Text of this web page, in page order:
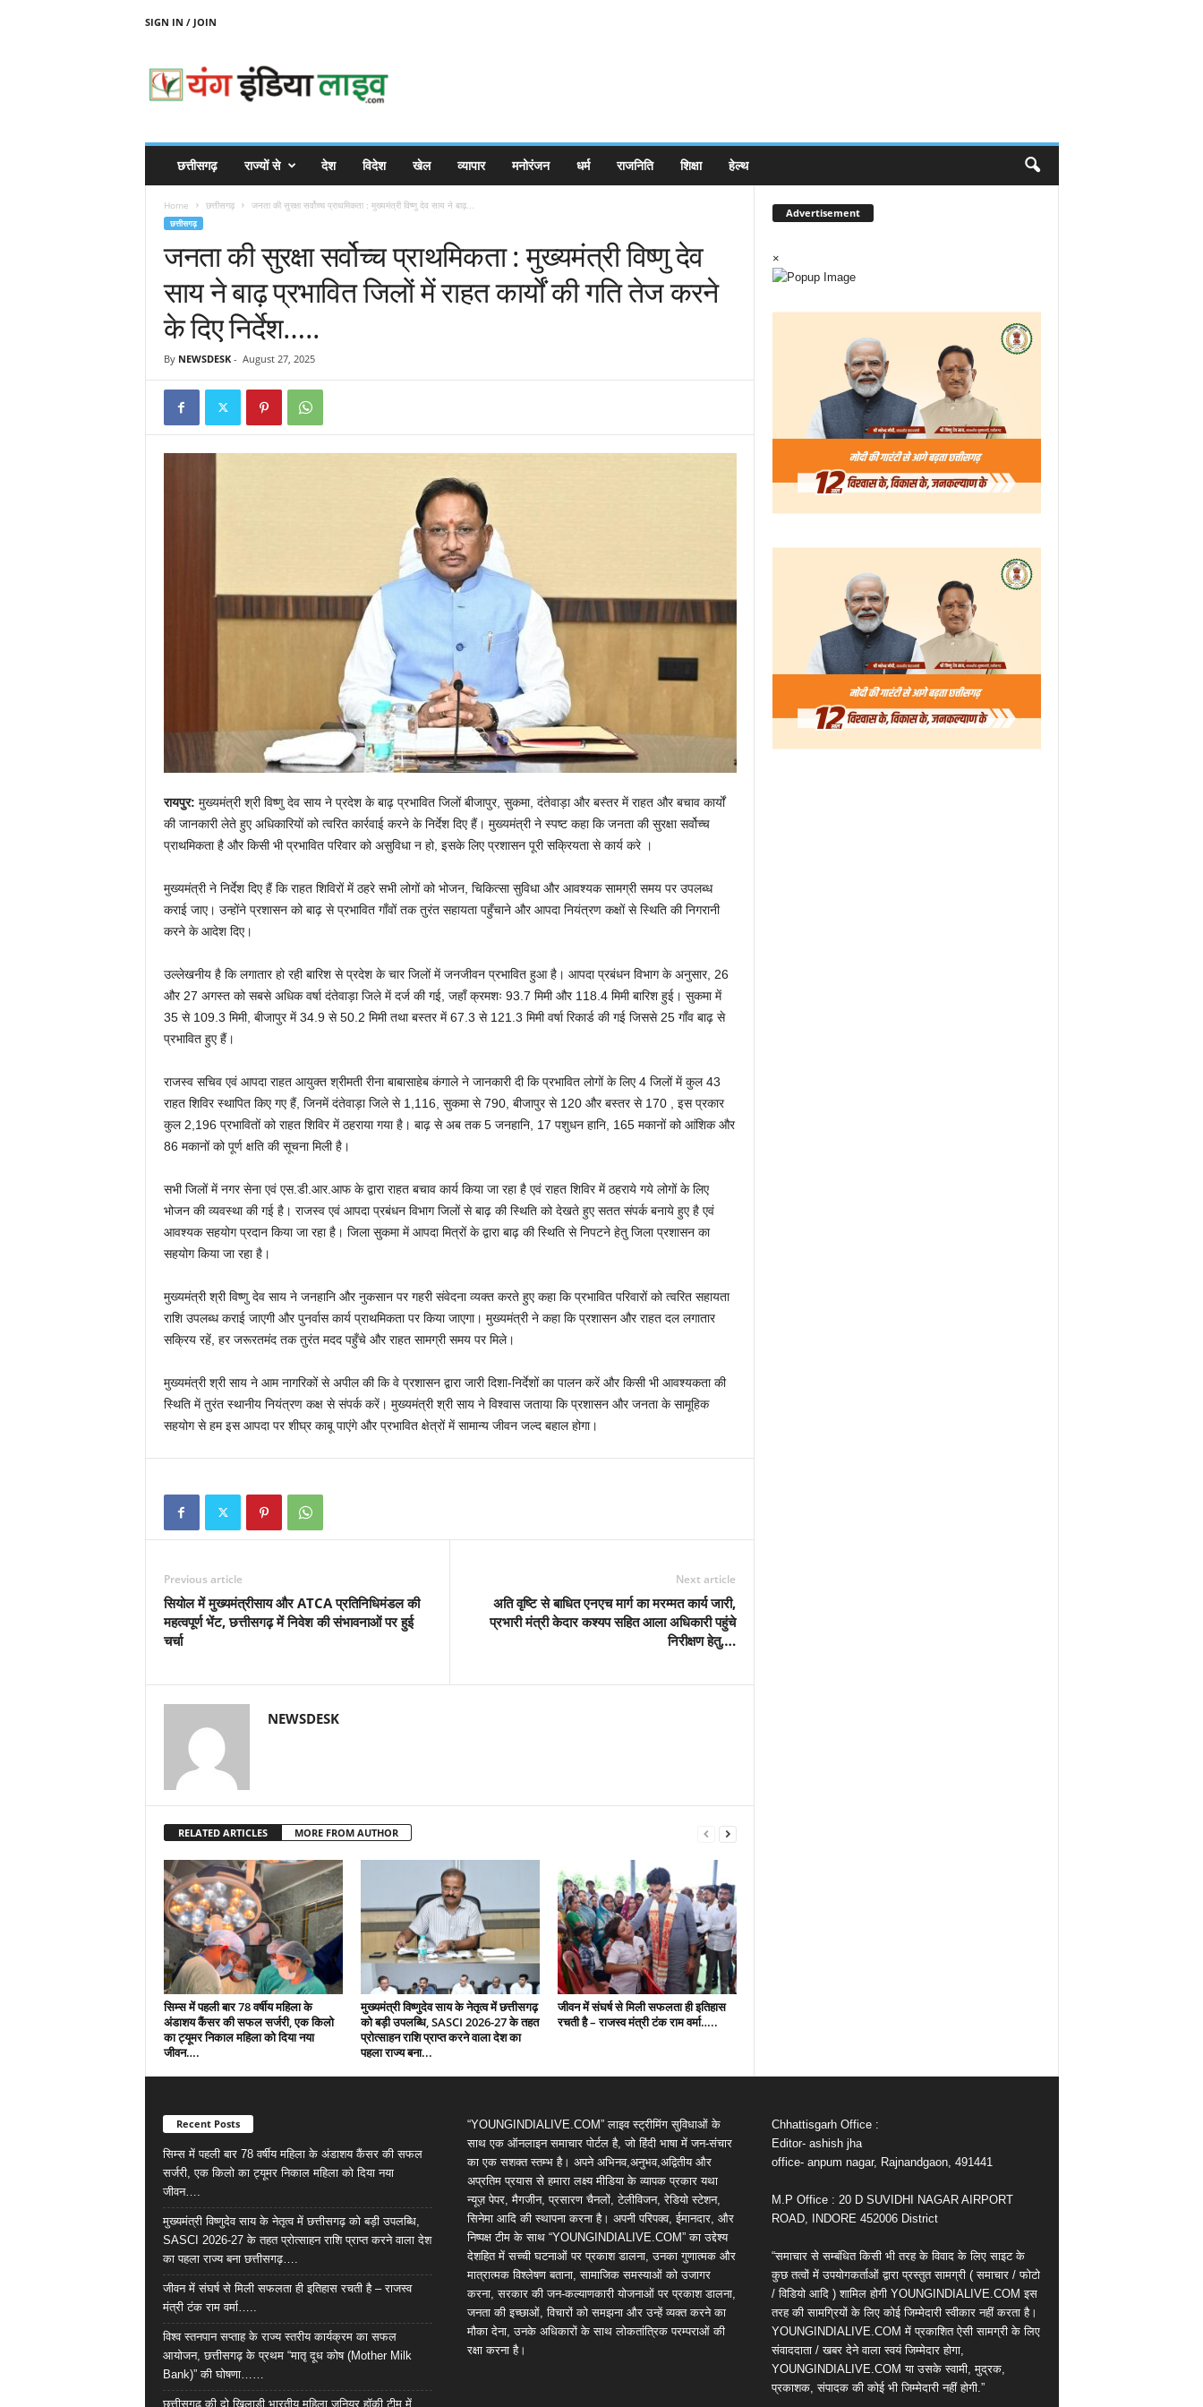
SIGN IN / JOIN
N
छत्तीसगढ़ राज्यों से देश विदेश खेल व्यापार मनोरंजन धर्म राजनिति शिक्षा हेल्थ
Home छत्तीसगढ़ जनता की सुरक्षा सर्वोच्च प्राथमिकता : मुख्यमंत्री विष्णु देव साय ने बाढ़...
छत्तीसगढ़
जनता की सुरक्षा सर्वोच्च प्राथमिकता : मुख्यमंत्री विष्णु देव
साय ने बाढ़ प्रभावित जिलों में राहत कार्यों की गति तेज करने
के दिए निर्देश…..
By NEWSDESK- August 27, 2025
रायपुर: मुख्यमंत्री श्री विष्णु देव साय ने प्रदेश के बाढ़ प्रभावित जिलों बीजापुर, सुकमा, दंतेवाड़ा और बस्तर में राहत और बचाव कार्यों
की जानकारी लेते हुए अधिकारियों को त्वरित कार्रवाई करने के निर्देश दिए हैं। मुख्यमंत्री ने स्पष्ट कहा कि जनता की सुरक्षा सर्वोच्च
प्राथमिकता है और किसी भी प्रभावित परिवार को असुविधा न हो, इसके लिए प्रशासन पूरी सक्रियता से कार्य करे ।
मुख्यमंत्री ने निर्देश दिए हैं कि राहत शिविरों में ठहरे सभी लोगों को भोजन, चिकित्सा सुविधा और आवश्यक सामग्री समय पर उपलब्ध
कराई जाए। उन्होंने प्रशासन को बाढ़ से प्रभावित गाँवों तक तुरंत सहायता पहुँचाने और आपदा नियंत्रण कक्षों से स्थिति की निगरानी
करने के आदेश दिए।
उल्लेखनीय है कि लगातार हो रही बारिश से प्रदेश के चार जिलों में जनजीवन प्रभावित हुआ है। आपदा प्रबंधन विभाग के अनुसार, 26
और 27 अगस्त को सबसे अधिक वर्षा दंतेवाड़ा जिले में दर्ज की गई, जहाँ क्रमशः 93.7 मिमी और 118.4 मिमी बारिश हुई। सुकमा में
35 से 109.3 मिमी, बीजापुर में 34.9 से 50.2 मिमी तथा बस्तर में 67.3 से 121.3 मिमी वर्षा रिकार्ड की गई जिससे 25 गाँव बाढ़ से
प्रभावित हुए हैं।
राजस्व सचिव एवं आपदा राहत आयुक्त श्रीमती रीना बाबासाहेब कंगाले ने जानकारी दी कि प्रभावित लोगों के लिए 4 जिलों में कुल 43
राहत शिविर स्थापित किए गए हैं, जिनमें दंतेवाड़ा जिले से 1,116, सुकमा से 790, बीजापुर से 120 और बस्तर से 170 , इस प्रकार
कुल 2,196 प्रभावितों को राहत शिविर में ठहराया गया है। बाढ़ से अब तक 5 जनहानि, 17 पशुधन हानि, 165 मकानों को आंशिक और
86 मकानों को पूर्ण क्षति की सूचना मिली है।
सभी जिलों में नगर सेना एवं एस.डी.आर.आफ के द्वारा राहत बचाव कार्य किया जा रहा है एवं राहत शिविर में ठहराये गये लोगों के लिए
भोजन की व्यवस्था की गई है। राजस्व एवं आपदा प्रबंधन विभाग जिलों से बाढ़ की स्थिति को देखते हुए सतत संपर्क बनाये हुए है एवं
आवश्यक सहयोग प्रदान किया जा रहा है। जिला सुकमा में आपदा मित्रों के द्वारा बाढ़ की स्थिति से निपटने हेतु जिला प्रशासन का
सहयोग किया जा रहा है।
मुख्यमंत्री श्री विष्णु देव साय ने जनहानि और नुकसान पर गहरी संवेदना व्यक्त करते हुए कहा कि प्रभावित परिवारों को त्वरित सहायता
राशि उपलब्ध कराई जाएगी और पुनर्वास कार्य प्राथमिकता पर किया जाएगा। मुख्यमंत्री ने कहा कि प्रशासन और राहत दल लगातार
सक्रिय रहें, हर जरूरतमंद तक तुरंत मदद पहुँचे और राहत सामग्री समय पर मिले।
मुख्यमंत्री श्री साय ने आम नागरिकों से अपील की कि वे प्रशासन द्वारा जारी दिशा-निर्देशों का पालन करें और किसी भी आवश्यकता की
स्थिति में तुरंत स्थानीय नियंत्रण कक्ष से संपर्क करें। मुख्यमंत्री श्री साय ने विश्वास जताया कि प्रशासन और जनता के सामूहिक
सहयोग से हम इस आपदा पर शीघ्र काबू पाएंगे और प्रभावित क्षेत्रों में सामान्य जीवन जल्द बहाल होगा।
Previous article
सियोल में मुख्यमंत्रीसाय और ATCA प्रतिनिधिमंडल की
महत्वपूर्ण भेंट, छत्तीसगढ़ में निवेश की संभावनाओं पर हुई
चर्चा
Next article
अति वृष्टि से बाधित एनएच मार्ग का मरम्मत कार्य जारी,
प्रभारी मंत्री केदार कश्यप सहित आला अधिकारी पहुंचे
निरीक्षण हेतु….
NEWSDESK
RELATED ARTICLES MORE FROM AUTHOR
सिम्स में पहली बार 78 वर्षीय महिला के
अंडाशय कैंसर की सफल सर्जरी, एक किलो
का ट्यूमर निकाल महिला को दिया नया
जीवन….
मुख्यमंत्री विष्णुदेव साय के नेतृत्व में छत्तीसगढ़
को बड़ी उपलब्धि, SASCI 2026-27 के तहत
प्रोत्साहन राशि प्राप्त करने वाला देश का
पहला राज्य बना...
जीवन में संघर्ष से मिली सफलता ही इतिहास
रचती है – राजस्व मंत्री टंक राम वर्मा…..
Advertisement
×
Recent Posts
सिम्स में पहली बार 78 वर्षीय महिला के अंडाशय कैंसर की सफल
सर्जरी, एक किलो का ट्यूमर निकाल महिला को दिया नया
जीवन….
मुख्यमंत्री विष्णुदेव साय के नेतृत्व में छत्तीसगढ़ को बड़ी उपलब्धि,
SASCI 2026-27 के तहत प्रोत्साहन राशि प्राप्त करने वाला देश
का पहला राज्य बना छत्तीसगढ़….
जीवन में संघर्ष से मिली सफलता ही इतिहास रचती है – राजस्व
मंत्री टंक राम वर्मा…..
विश्व स्तनपान सप्ताह के राज्य स्तरीय कार्यक्रम का सफल
आयोजन, छत्तीसगढ़ के प्रथम “मातृ दूध कोष (Mother Milk
Bank)” की घोषणा……
छत्तीसगढ़ की दो खिलाड़ी भारतीय महिला जूनियर हॉकी टीम में,
“YOUNGINDIALIVE.COM” लाइव स्ट्रीमिंग सुविधाओं के
साथ एक ऑनलाइन समाचार पोर्टल है, जो हिंदी भाषा में जन-संचार
का एक सशक्त स्तम्भ है। अपने अभिनव,अनुभव,अद्वितीय और
अप्रतिम प्रयास से हमारा लक्ष्य मीडिया के व्यापक प्रकार यथा
न्यूज़ पेपर, मैगजीन, प्रसारण चैनलों, टेलीविजन, रेडियो स्टेशन,
सिनेमा आदि की स्थापना करना है। अपनी परिपक्व, ईमानदार, और
निष्पक्ष टीम के साथ “YOUNGINDIALIVE.COM” का उद्देश्य
देशहित में सच्ची घटनाओं पर प्रकाश डालना, उनका गुणात्मक और
मात्रात्मक विश्लेषण बताना, सामाजिक समस्याओं को उजागर
करना, सरकार की जन-कल्याणकारी योजनाओं पर प्रकाश डालना,
जनता की इच्छाओं, विचारों को समझना और उन्हें व्यक्त करने का
मौका देना, उनके अधिकारों के साथ लोकतांत्रिक परम्पराओं की
रक्षा करना है।
Chhattisgarh Office :
Editor- ashish jha
office- anpum nagar, Rajnandgaon, 491441
M.P Office : 20 D SUVIDHI NAGAR AIRPORT
ROAD, INDORE 452006 District
“समाचार से सम्बंधित किसी भी तरह के विवाद के लिए साइट के
कुछ तत्वों में उपयोगकर्ताओं द्वारा प्रस्तुत सामग्री ( समाचार / फोटो
/ विडियो आदि ) शामिल होगी YOUNGINDIALIVE.COM इस
तरह की सामग्रियों के लिए कोई जिम्मेदारी स्वीकार नहीं करता है।
YOUNGINDIALIVE.COM में प्रकाशित ऐसी सामग्री के लिए
संवाददाता / खबर देने वाला स्वयं जिम्मेदार होगा,
YOUNGINDIALIVE.COM या उसके स्वामी, मुद्रक,
प्रकाशक, संपादक की कोई भी जिम्मेदारी नहीं होगी.”